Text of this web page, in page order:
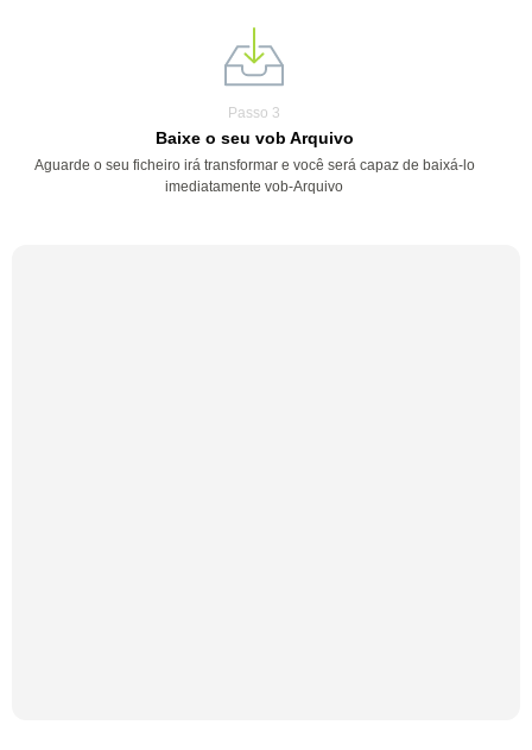
Passo 3
Baixe o seu vob Arquivo
Aguarde o seu ficheiro irá transformar e você será capaz de baixá-lo
imediatamente vob-Arquivo